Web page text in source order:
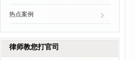
热点案例
律师教您打官司